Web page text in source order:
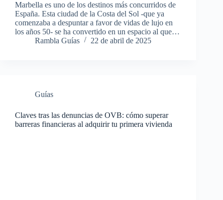
Marbella es uno de los destinos más concurridos de
España. Esta ciudad de la Costa del Sol -que ya
comenzaba a despuntar a favor de vidas de lujo en
los años 50- se ha convertido en un espacio al que…
Rambla Guías
22 de abril de 2025
Guías
Claves tras las denuncias de OVB: cómo superar
barreras financieras al adquirir tu primera vivienda